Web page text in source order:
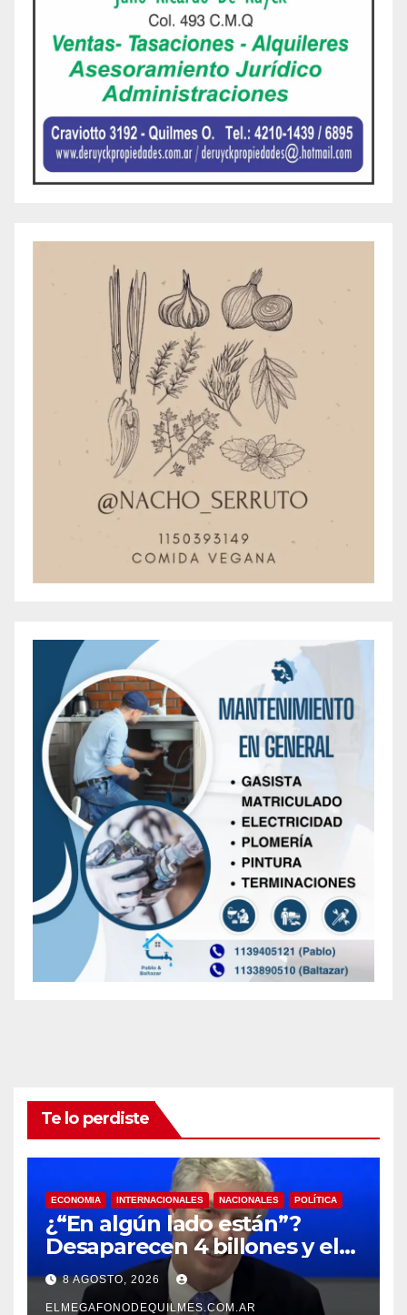
Te lo perdiste
ECONOMIA INTERNACIONALES NACIONALES POLÍTICA
¿“En algún lado están”?
Desaparecen 4 billones y el
presidente del BCRA
responde con una risita
8 AGOSTO, 2026
ELMEGAFONODEQUILMES.COM.AR